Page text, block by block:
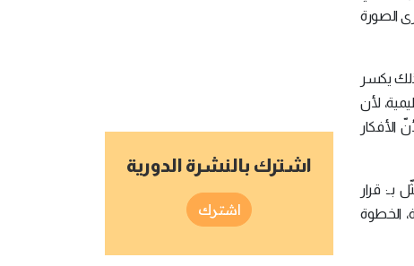
الصورة
يكسر
لأن
الأفكار
بـ: قرار
الخطوة
اشترك بالنشرة الدورية
اشترك